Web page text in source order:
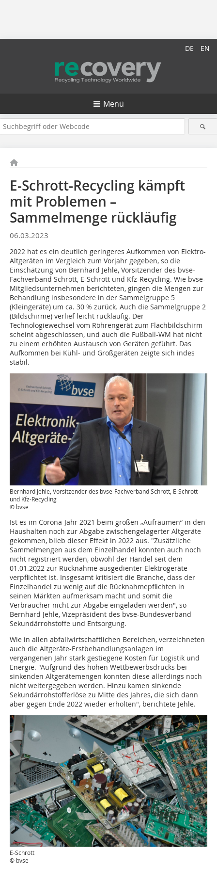
DE EN
Menü
E-Schrott-Recycling kämpft
mit Problemen –
Sammelmenge rückläufig
06.03.2023
2022 hat es ein deutlich geringeres Aufkommen von Elektro-
Altgeräten im Vergleich zum Vorjahr gegeben, so die
Einschätzung von Bernhard Jehle, Vorsitzender des bvse-
Fachverband Schrott, E-Schrott und Kfz-Recycling. Wie bvse-
Mitgliedsunternehmen berichteten, gingen die Mengen zur
Behandlung insbesondere in der Sammelgruppe 5
(Kleingeräte) um ca. 30 % zurück. Auch die Sammelgruppe 2
(Bildschirme) verlief leicht rückläufig. Der
Technologiewechsel vom Röhrengerät zum Flachbildschirm
scheint abgeschlossen, und auch die Fußball-WM hat nicht
zu einem erhöhten Austausch von Geräten geführt. Das
Aufkommen bei Kühl- und Großgeräten zeigte sich indes
stabil.
Bernhard Jehle, Vorsitzender des bvse-Fachverband Schrott, E-Schrott
und Kfz-Recycling
© bvse
Ist es im Corona-Jahr 2021 beim großen „Aufräumen“ in den
Haushalten noch zur Abgabe zwischengelagerter Altgeräte
gekommen, blieb dieser Effekt in 2022 aus. "Zusätzliche
Sammelmengen aus dem Einzelhandel konnten auch noch
nicht registriert werden, obwohl der Handel seit dem
01.01.2022 zur Rücknahme ausgedienter Elektrogeräte
verpflichtet ist. Insgesamt kritisiert die Branche, dass der
Einzelhandel zu wenig auf die Rücknahmepflichten in
seinen Märkten aufmerksam macht und somit die
Verbraucher nicht zur Abgabe eingeladen werden", so
Bernhard Jehle, Vizepräsident des bvse-Bundesverband
Sekundärrohstoffe und Entsorgung.
Wie in allen abfallwirtschaftlichen Bereichen, verzeichneten
auch die Altgeräte-Erstbehandlungsanlagen im
vergangenen Jahr stark gestiegene Kosten für Logistik und
Energie. "Aufgrund des hohen Wettbewerbsdrucks bei
sinkenden Altgerätemengen konnten diese allerdings noch
nicht weitergegeben werden. Hinzu kamen sinkende
Sekundärrohstofferlöse zu Mitte des Jahres, die sich dann
aber gegen Ende 2022 wieder erholten", berichtete Jehle.
E-Schrott
© bvse